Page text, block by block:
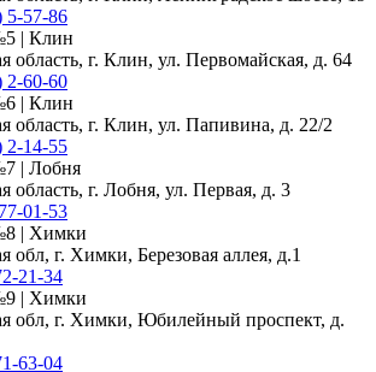
5-57-86
| Клин
область, г. Клин, ул. Первомайская, д. 64
2-60-60
| Клин
область, г. Клин, ул. Папивина, д. 22/2
2-14-55
| Лобня
область, г. Лобня, ул. Первая, д. 3
01-53
| Химки
обл, г. Химки, Березовая аллея, д.1
21-34
| Химки
обл, г. Химки, Юбилейный проспект, д.
63-04